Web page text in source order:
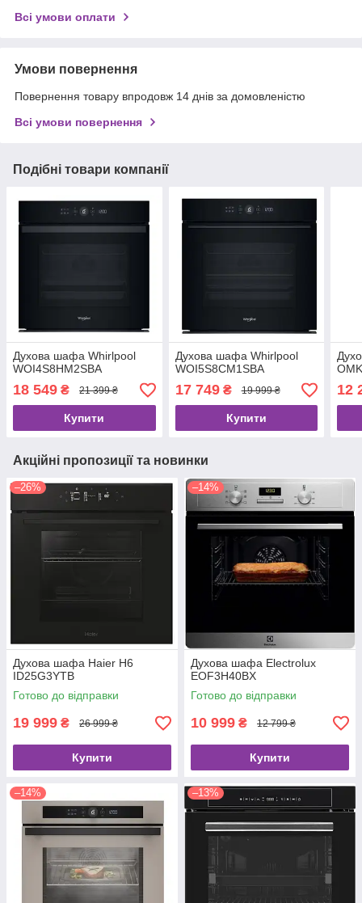
Всі умови оплати
Умови повернення
Повернення товару впродовж 14 днів за домовленістю
Всі умови повернення
Подібні товари компанії
Духова шафа Whirlpool
WOI4S8HM2SBA
18 549 ₴ 21 399 ₴
Купити
Духова шафа Whirlpool
WOI5S8CM1SBA
17 749₴ 19 999 ₴
Купити
12
Акційні пропозиції та новинки
–26%
Духова шафа Haier H6
ID25G3YTB
Готово до відправки
19 999 ₴ 26 999 ₴
Купити
–14%
Духова шафа Electrolux
EOF3H40BX
Готово до відправки
10 999 ₴ 12 799 ₴
Купити
–14% –13%